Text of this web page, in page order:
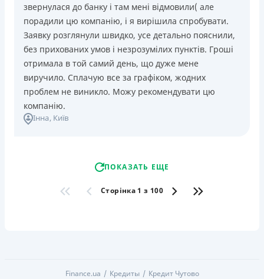
звернулася до банку і там мені відмовили( але
порадили цю компанію, і я вирішила спробувати.
Заявку розглянули швидко, усе детально пояснили,
без прихованих умов і незрозумілих пунктів. Гроші
отримала в той самий день, що дуже мене
виручило. Сплачую все за графіком, жодних
проблем не виникло. Можу рекомендувати цю
компанію.
Інна, Київ
ПОКАЗАТЬ ЕЩЕ
Сторінка 1 з 100
Finance.ua Кредиты Кредит Чутово